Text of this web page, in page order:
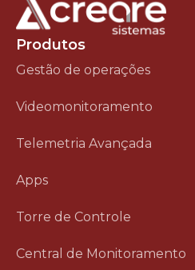
Produtos
Gestão de operações
Videomonitoramento
Telemetria Avançada
Apps
Torre de Controle
Central de Monitoramento